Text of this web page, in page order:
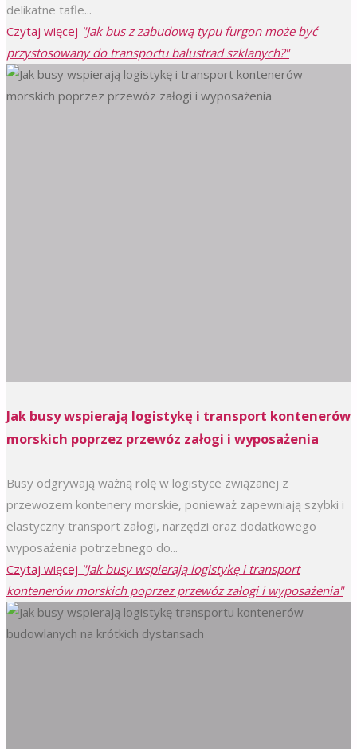
delikatne tafle...
Czytaj więcej "Jak bus z zabudową typu furgon może być
przystosowany do transportu balustrad szklanych?"
Jak busy wspierają logistykę i transport kontenerów
morskich poprzez przewóz załogi i wyposażenia
Busy odgrywają ważną rolę w logistyce związanej z
przewozem kontenery morskie, ponieważ zapewniają szybki i
elastyczny transport załogi, narzędzi oraz dodatkowego
wyposażenia potrzebnego do...
Czytaj więcej "Jak busy wspierają logistykę i transport
kontenerów morskich poprzez przewóz załogi i wyposażenia"